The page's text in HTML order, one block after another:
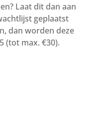
Laat dit dan aan
geplaatst
dan worden deze
(tot max. €30).